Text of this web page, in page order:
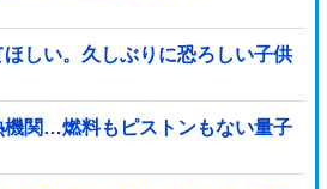
ほしい。久しぶりに恐ろしい子供
機関…燃料もピストンもない量子